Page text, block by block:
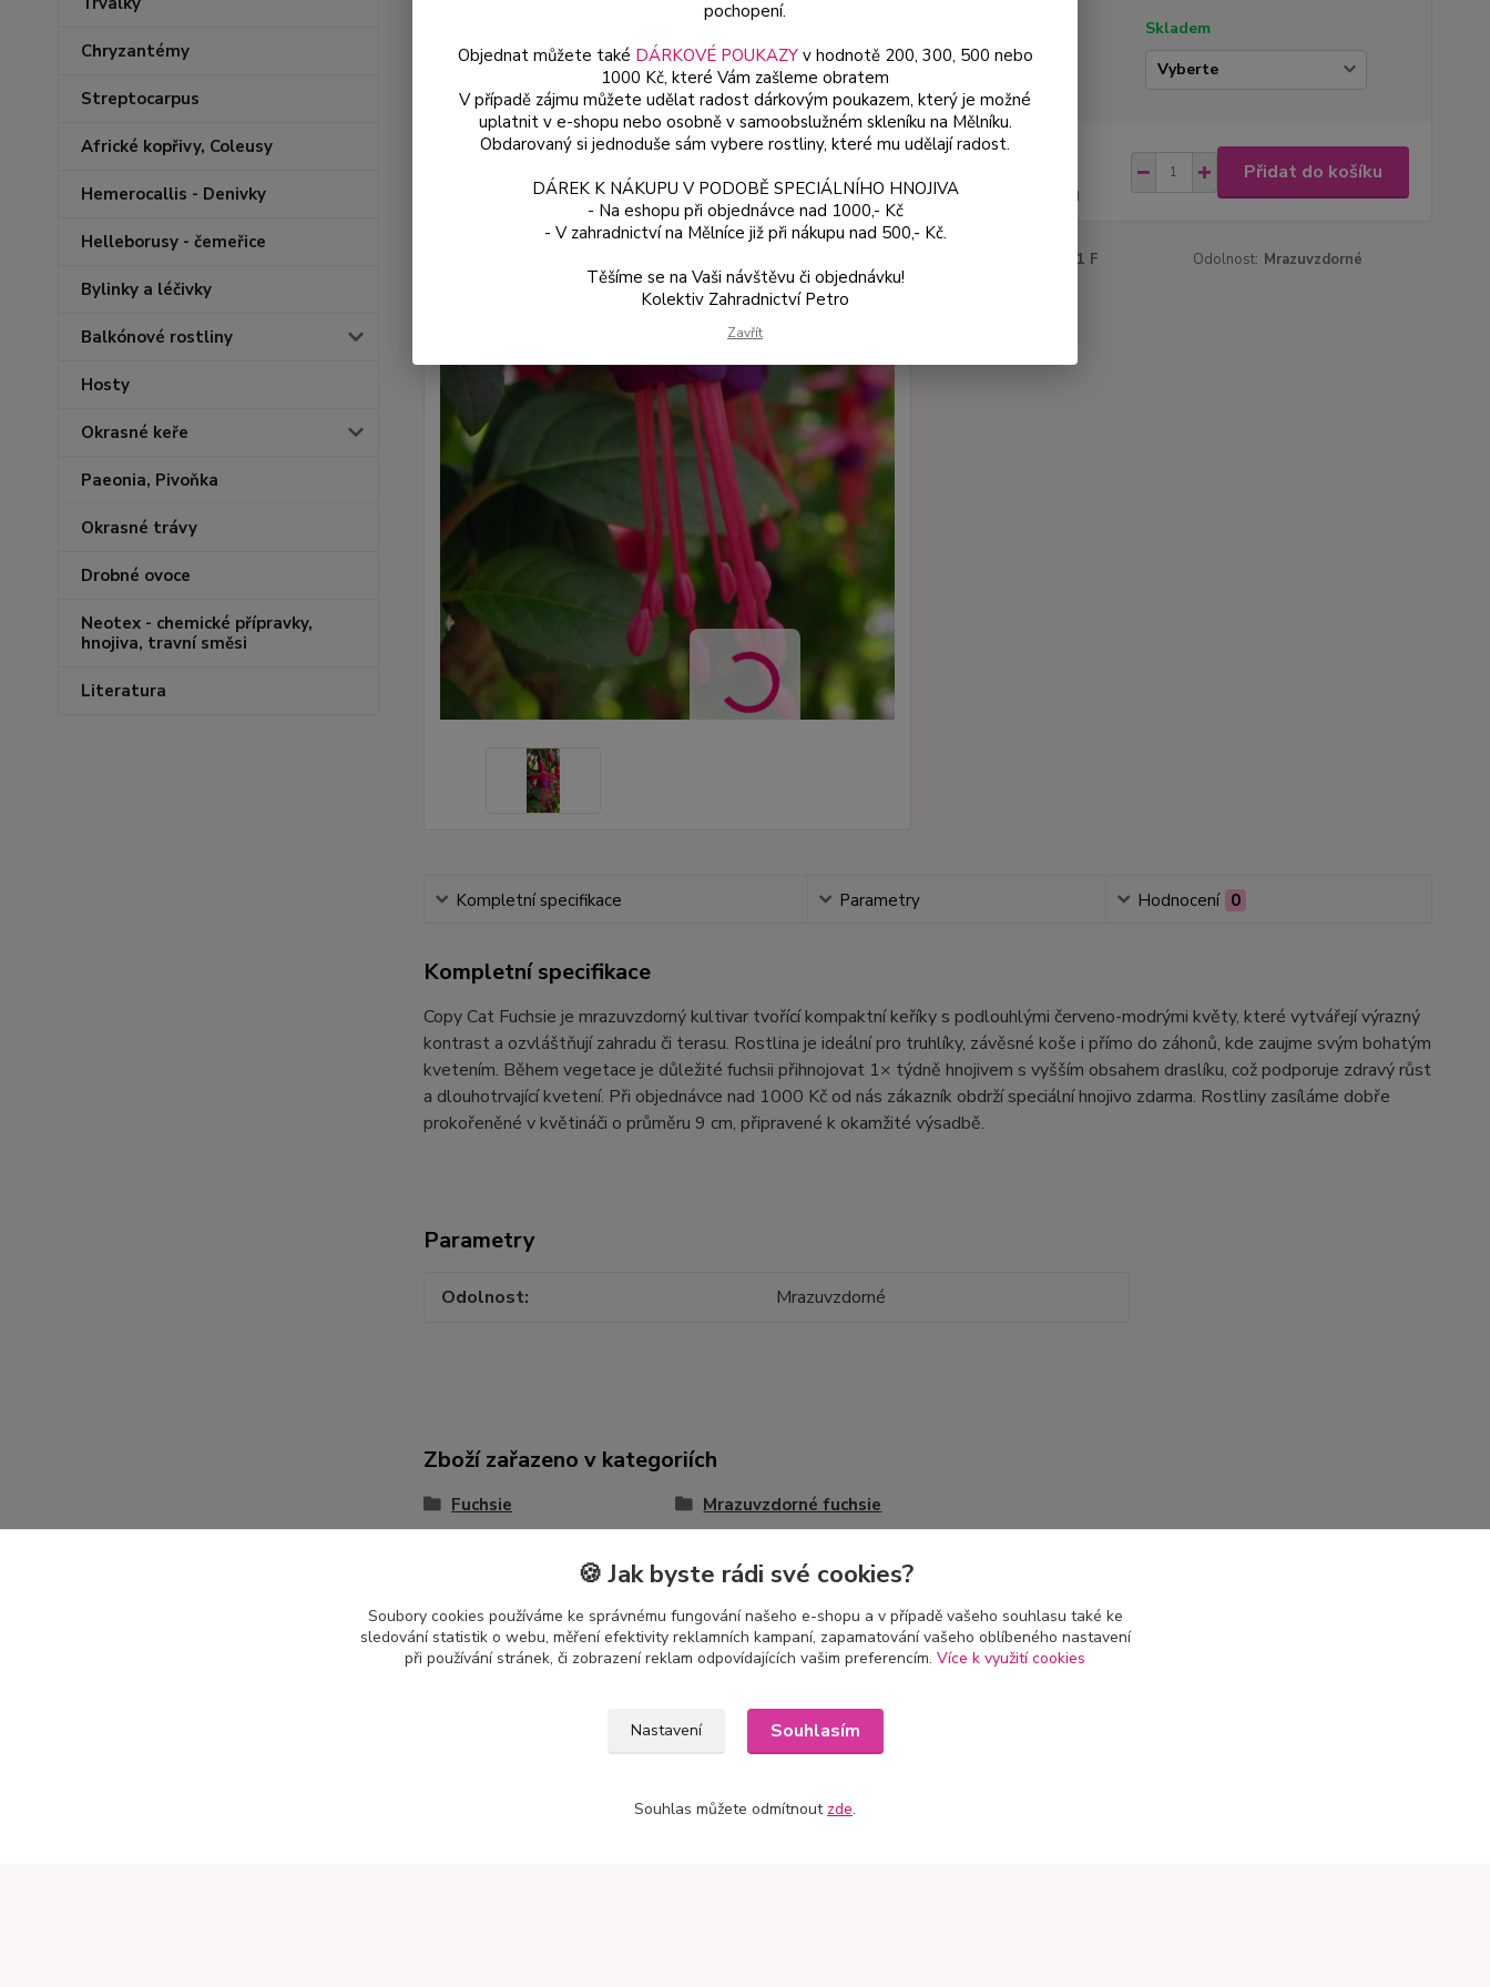
Chryzantémy
Streptocarpus
Africké kopřivy, Coleusy
Hemerocallis - Denivky
Helleborusy - čemeřice
Bylinky a léčivky
Balkónové rostliny
Hosty
Okrasné keře
Paeonia, Pivoňka
Okrasné trávy
Drobné ovoce
Neotex - chemické přípravky,
hnojiva, travní směsi
Literatura
Skladem
cena od
bez DPH
Přidat do košíku
1111 F Odolnost: Mrazuvzdorné
Kompletní specifikace Parametry Hodnocení 0
Kompletní specifikace
Copy Cat Fuchsie je mrazuvzdorný kultivar tvořící kompaktní keříky s podlouhlými červeno-modrými květy, které vytvářejí výrazný
kontrast a ozvláštňují zahradu či terasu. Rostlina je ideální pro truhlíky, závěsné koše i přímo do záhonů, kde zaujme svým bohatým
kvetením. Během vegetace je důležité fuchsii přihnojovat 1× týdně hnojivem s vyšším obsahem draslíku, což podporuje zdravý růst
a dlouhotrvající kvetení. Při objednávce nad 1000 Kč od nás zákazník obdrží speciální hnojivo zdarma. Rostliny zasíláme dobře
prokořeněné v květináči o průměru 9 cm, připravené k okamžité výsadbě.
Parametry
Odolnost Mrazuvzdorné
Zboží zařazeno v kategoriích
Fuchsie Mrazuvzdorné fuchsie
pochopení.
Objednat můžete také DÁRKOVÉ POUKAZYv hodnotě 200, 300, 500 nebo
1000 Kč, které Vám zašleme obratem
V případě zájmu můžete udělat radost dárkovým poukazem, který je možné
uplatnit v e-shopu nebo osobně v samoobslužném skleníku na Mělníku.
Obdarovaný si jednoduše sám vybere rostliny, které mu udělají radost.
DÁREK K NÁKUPU V PODOBĚ SPECIÁLNÍHO HNOJIVA
- Na eshopu při objednávce nad 1000,- Kč
- V zahradnictví na Mělníce již při nákupu nad 500,- Kč.
Těšíme se na Vaši návštěvu či objednávku!
Kolektiv Zahradnictví Petro
Zavřít
🍪 Jak byste rádi své cookies?
Soubory cookies používáme ke správnému fungování našeho e-shopu a v případě vašeho souhlasu také ke
sledování statistik o webu, měření efektivity reklamních kampaní, zapamatování vašeho oblíbeného nastavení
při používání stránek, či zobrazení reklam odpovídajících vašim preferencím. Více k využití cookies
Nastavení Souhlasím
Souhlas můžete odmítnout zde.